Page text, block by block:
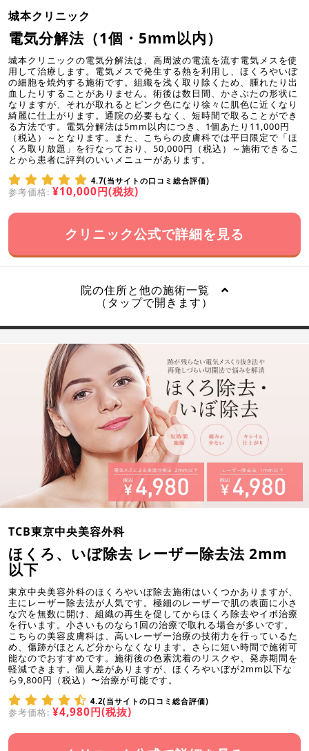
城本クリニック
電気分解法（1個・5mm以内）
城本クリニックの電気分解法は、高周波の電流を流す電気メスを使
用して治療します。電気メスで発生する熱を利用し、ほくろやいぼ
の細胞を焼灼する施術です。組織を浅く取り除くため、腫れたり出
血したりすることがありません。術後は数日間、かさぶたの形状に
なりますが、それが取れるとピンク色になり徐々に肌色に近くなり
綺麗に仕上がります。通院の必要もなく、短時間で取ることができ
る方法です。電気分解法は5mm以内につき、1個あたり11,000円
（税込）～となります。また、こちらの皮膚科では平日限定で「ほ
くろ取り放題」を行なっており、50,000円（税込）～施術できるこ
とから患者に評判のいいメニューがあります。
4.7(当サイトの口コミ総合評価)
参考価格: ¥10,000円(税抜)
クリニック公式で詳細を見る
院の住所と他の施術一覧
（タップで開きます）
TCB東京中央美容外科
ほくろ、いぼ除去 レーザー除去法 2mm
以下
東京中央美容外科のほくろやいぼ除去施術はいくつかありますが、
主にレーザー除去法が人気です。極細のレーザーで肌の表面に小さ
な穴を無数に開け、組織の再生を促してからほくろ除去やイボ治療
を行います。小さいものなら1回の治療で取れる場合が多いです。
こちらの美容皮膚科は、高いレーザー治療の技術力を行っているた
め、傷跡がほとんど分からなくなります。さらに短い時間で施術可
能なのでおすすめです。施術後の色素沈着のリスクや、発赤期間を
軽減できます。個人差がありますが、ほくろやいぼが2mm以下な
ら9,800円（税込）〜治療が可能です。
4.2(当サイトの口コミ総合評価)
参考価格: ¥4,980円(税抜)